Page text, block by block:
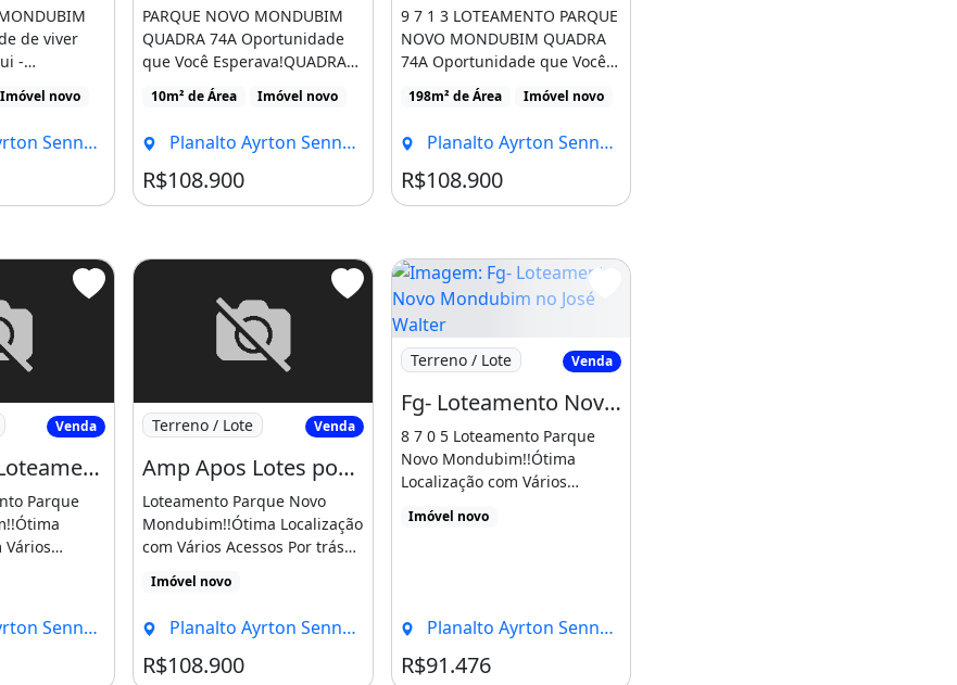
de viver
-
com
Imóvel novo
Fortaleza - CE
PARQUE NOVO MONDUBIM
QUADRA 74A Oportunidade
que Você Esperava!QUADRA
99- Localização Estratégica
[...]
10m² de Área Imóvel novo
Planalto Ayrton Senna, Fortaleza - CE
R$108.900
9 7 1 3 LOTEAMENTO PARQUE
NOVO MONDUBIM QUADRA
74A Oportunidade que Você
Esperava!QUADRA 99-
Localização [...]
198m² de Área Imóvel novo
Planalto Ayrton Senna, Fortaleza - CE
R$108.900
Loteamento com Infraestrutura
Venda
Amp Apos Loteamento com Infraestrutura Completa no José Walter9 4 8 6 7
Parque
Vários
Fortaleza - CE
Imagem: Amp Apos Lotes por Trás da Curva da Viúva
Terreno / Lote Venda
Amp Apos Lotes por Trás da Curva da Viúva no José Walter. Logo
Loteamento Parque Novo
Mondubim!!Ótima Localização
com Vários Acessos Por trás
Imóvel novo
Planalto Ayrton Senna, Fortaleza - CE
R$108.900
Imagem: Fg- Loteamento Novo Mondubim no José Walter
Terreno / Lote Venda
Fg- Loteamento Novo Mondubim no José Walter Pronto para Construir 1 8 7 10 5
8 7 0 5 Loteamento Parque
Novo Mondubim!!Ótima
Localização com Vários
Imóvel novo
Planalto Ayrton Senna, Fortaleza - CE
R$91.476